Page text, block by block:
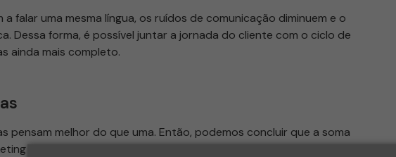
falar uma mesma língua, os ruídos de comunicação diminuem e o
Dessa forma, é possível juntar a jornada do cliente com o ciclo de
ainda mais completo.
pensam melhor do que uma. Então, podemos concluir que a soma
e de vendas é bem valiosa para a otimização das estratégias de